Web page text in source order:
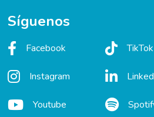
Síguenos
Facebook
Instagram
Youtube
TikTok